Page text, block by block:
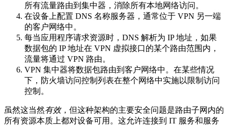
所有流量路由到集中器，消除所有本地网络访问。
在设备上配置 DNS 名称服务器，通常位于 VPN 另一端
的客户网络中。
每当应用程序请求资源时，DNS 解析为 IP 地址，如果
数据包的 IP 地址在 VPN 虚拟接口的某个路由范围内，
流量将通过 VPN 路由。
VPN 集中器将数据包路由到客户网络中。在某些情况
下，防火墙访问控制列表在整个网络中实施以限制访问
控制。
虽然这当然有效，但这种架构的主要安全问题是路由子网内的
所有资源本质上都对设备可用。这允许连接到 IT 服务和服务